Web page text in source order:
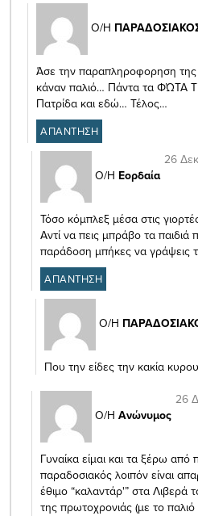
Ο/Η
Άσε την παραπληροφορηση
κάναν παλιό… Πάντα τα ΦΏΤΑ
Πατρίδα και εδώ… Τέλος…
ΑΠΑΝΤΗΣΗ
Ο/Η Εορδαία
26
Τόσο κόμπλεξ μέσα στις
Αντί να πεις μπράβο τα παιδιά
παράδοση μπήκες να γράψεις
ΑΠΑΝΤΗΣΗ
Ο/Η
Που την είδες την κακία
Ο/Η Ανώνυμος
26
Γυναίκα είμαι και τα ξέρω
παραδοσιακός λοιπόν είναι
έθιμο “καλαντάρ'” στα
της πρωτοχρονιάς (με το παλιό